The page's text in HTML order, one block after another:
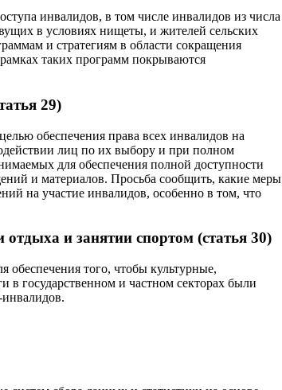
инвалидов, в том числе инвалидов из числа
в условиях нищеты, и жителей сельских
и стратегиям в области сокращения
таких программ покрываются
29)
обеспечения права всех инвалидов на
лиц по их выбору и при полном
для обеспечения полной доступности
и материалов. Просьба сообщить, какие меры
на участие инвалидов, особенно в том, что
и занятии спортом (статья 30)
того, чтобы культурные,
в государственном и частном секторах были